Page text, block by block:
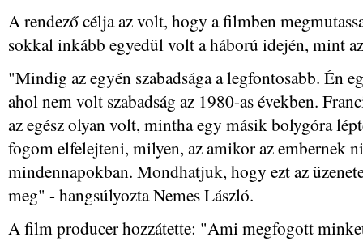
A rendező célja az volt, hogy a filmben
sokkal inkább egyedül volt a háború idején, mint
"Mindig az egyén szabadsága a legfontosabb. Én
ahol nem volt szabadság az 1980-as években.
az egész olyan volt, mintha egy másik bolygóra
fogom elfelejteni, milyen, az amikor az embernek
mindennapokban. Mondhatjuk, hogy ezt az
meg" - hangsúlyozta Nemes László.
A film producer hozzátette: "Ami megfogott